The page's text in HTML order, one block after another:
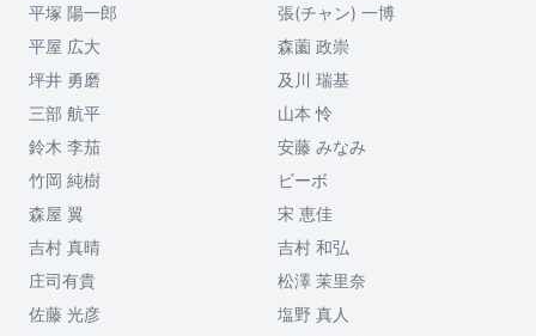
平塚 陽一郎
張(チャン) 一博
平屋 広大
森薗 政崇
坪井 勇磨
及川 瑞基
三部 航平
山本 怜
鈴木 李茄
安藤 みなみ
竹岡 純樹
ビーボ
森屋 翼
宋 恵佳
吉村 真晴
吉村 和弘
庄司有貴
松澤 茉里奈
佐藤 光彦
塩野 真人